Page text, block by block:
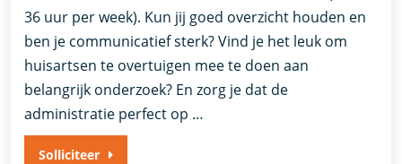
36 uur per week). Kun jij goed overzicht houden en
ben je communicatief sterk? Vind je het leuk om
huisartsen te overtuigen mee te doen aan
belangrijk onderzoek? En zorg je dat de
administratie perfect op …
Solliciteer